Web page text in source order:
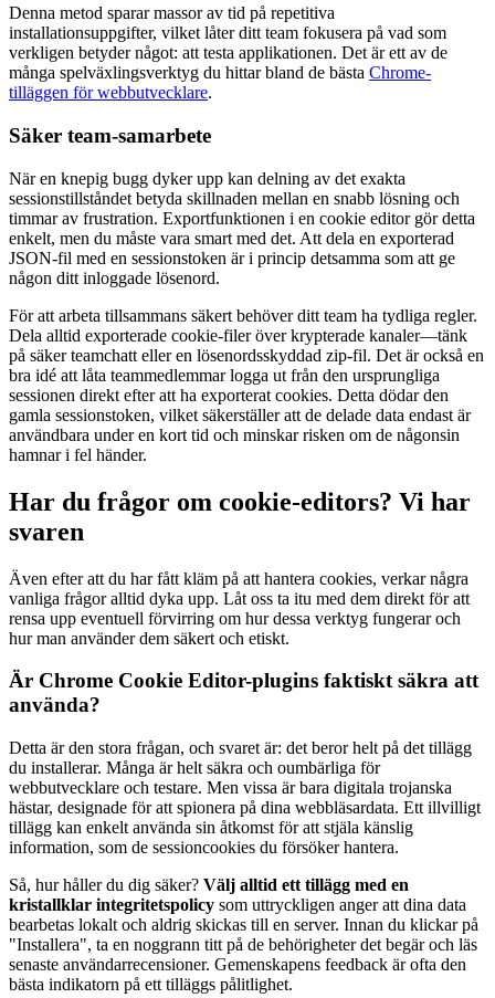
Denna metod sparar massor av tid på repetitiva
installationsuppgifter, vilket låter ditt team fokusera på vad som
verkligen betyder något: att testa applikationen. Det är ett av de
många spelväxlingsverktyg du hittar bland de bästa Chrome-
tilläggen för webbutvecklare.
Säker team-samarbete
När en knepig bugg dyker upp kan delning av det exakta
sessionstillståndet betyda skillnaden mellan en snabb lösning och
timmar av frustration. Exportfunktionen i en cookie editor gör detta
enkelt, men du måste vara smart med det. Att dela en exporterad
JSON-fil med en sessionstoken är i princip detsamma som att ge
någon ditt inloggade lösenord.
För att arbeta tillsammans säkert behöver ditt team ha tydliga regler.
Dela alltid exporterade cookie-filer över krypterade kanaler—tänk
på säker teamchatt eller en lösenordsskyddad zip-fil. Det är också en
bra idé att låta teammedlemmar logga ut från den ursprungliga
sessionen direkt efter att ha exporterat cookies. Detta dödar den
gamla sessionstoken, vilket säkerställer att de delade data endast är
användbara under en kort tid och minskar risken om de någonsin
hamnar i fel händer.
Har du frågor om cookie-editors? Vi har
svaren
Även efter att du har fått kläm på att hantera cookies, verkar några
vanliga frågor alltid dyka upp. Låt oss ta itu med dem direkt för att
rensa upp eventuell förvirring om hur dessa verktyg fungerar och
hur man använder dem säkert och etiskt.
Är Chrome Cookie Editor-plugins faktiskt säkra att
använda?
Detta är den stora frågan, och svaret är: det beror helt på det tillägg
du installerar. Många är helt säkra och oumbärliga för
webbutvecklare och testare. Men vissa är bara digitala trojanska
hästar, designade för att spionera på dina webbläsardata. Ett illvilligt
tillägg kan enkelt använda sin åtkomst för att stjäla känslig
information, som de sessioncookies du försöker hantera.
Så, hur håller du dig säker? Välj alltid ett tillägg med en
kristallklar integritetspolicy som uttryckligen anger att dina data
bearbetas lokalt och aldrig skickas till en server. Innan du klickar på
"Installera", ta en noggrann titt på de behörigheter det begär och läs
senaste användarrecensioner. Gemenskapens feedback är ofta den
bästa indikatorn på ett tilläggs pålitlighet.